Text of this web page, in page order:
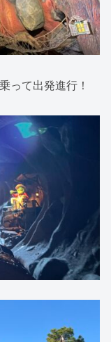
って出発進行！